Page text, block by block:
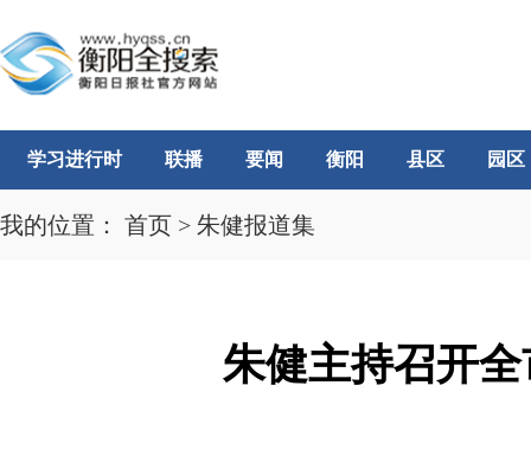
学习进行时 联播 要闻 衡阳 县区 园区
我的位置： 首页 > 朱健报道集
朱健主持召开